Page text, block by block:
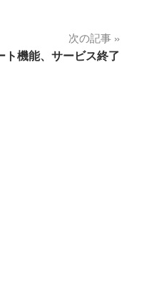
次の記事
ト機能、サービス終了